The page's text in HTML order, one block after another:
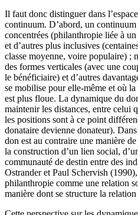
Il faut donc distinguer dans
continuum. D’abord, un continuum
concentrées (philanthropie liée à
et d’autres plus inclusives
classe moyenne, voire populaire) ;
des formes verticales (avec une
le bénéficiaire) et d’autres
se mobilise pour elle-même et où
est plus floue. La dynamique du
maintenir les distances, entre celui
les positions sont à ce point
donataire devienne donateur).
don est au contraire une manière
la construction d’un lien social,
communauté de destin entre des
Ostrander et Paul Schervish
philanthropie comme une relation
manière dont se structure la